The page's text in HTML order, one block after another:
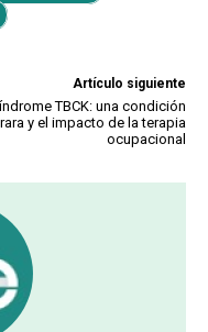
Artículo siguiente
TBCK: una condición
rara y el impacto de la terapia
ocupacional